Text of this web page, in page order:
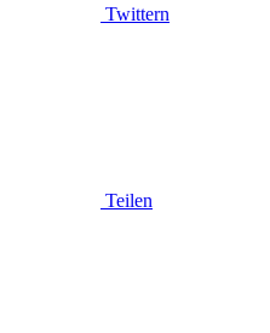
Twittern
Teilen